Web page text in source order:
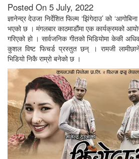
Posted On 5 July, 2022
ज्ञानेन्द्र देउजा निर्देशित फिल्म ‘झिंगेदाउ’ को
भएको छ । मंगलबार काठमाडौंमा एक कार्यक्रमको
गरिएको हो । सार्वजनिक गीतको भिडियोमा केकी
कुशल विष्ट फिचर्ड प्रस्तुत छन् । रामजी
भिडियो निकै राम्रो बनेको छ ।